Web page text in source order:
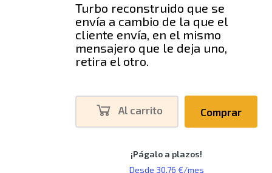
Turbo reconstruido que se
envía a cambio de la que el
cliente envía, en el mismo
mensajero que le deja uno,
retira el otro.
Al carrito Comprar